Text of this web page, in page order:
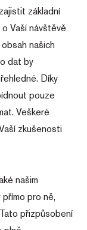
základní
Vaší návštěvě
našich
dat by
Díky
pouze
Veškeré
zkušenosti
našim
pro ně,
přizpůsobení